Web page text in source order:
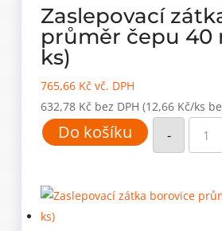
Zaslepovací
průměr čepu 40
ks)
765,66 Kč vč. DPH
632,78 Kč bez DPH (12,66 Kč/ks
Do košíku - zátka
(50